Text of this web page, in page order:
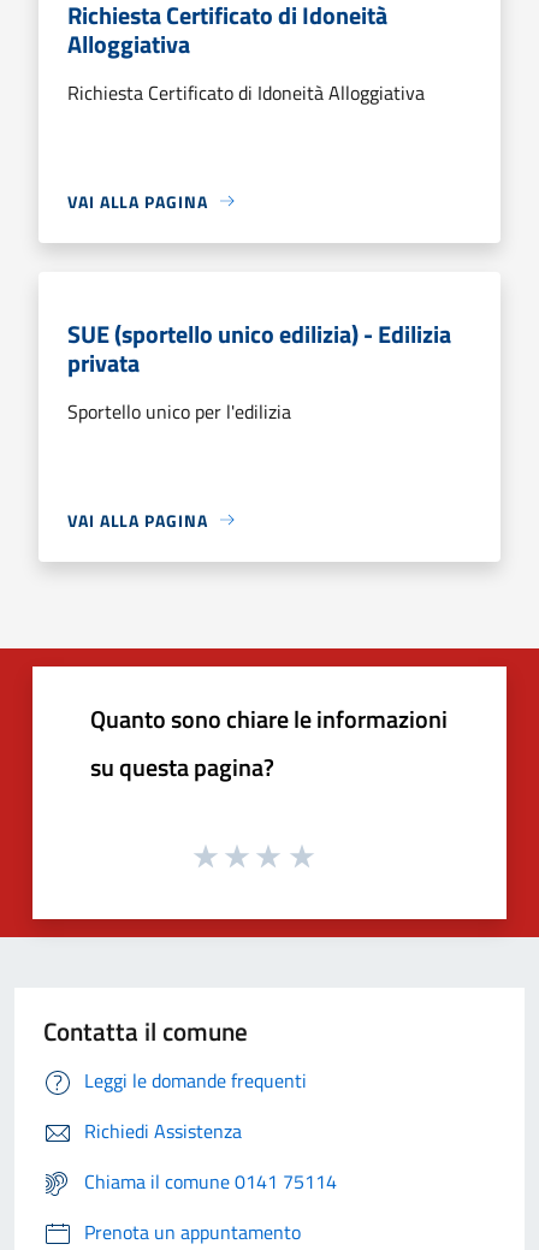
Richiesta Certificato di Idoneità
Alloggiativa
Richiesta Certificato di Idoneità Alloggiativa
VAI ALLA PAGINA
SUE (sportello unico edilizia) - Edilizia
privata
Sportello unico per l'edilizia
VAI ALLA PAGINA
Quanto sono chiare le informazioni
su questa pagina?
Contatta il comune
Leggi le domande frequenti
Richiedi Assistenza
Chiama il comune 0141 75114
Prenota un appuntamento